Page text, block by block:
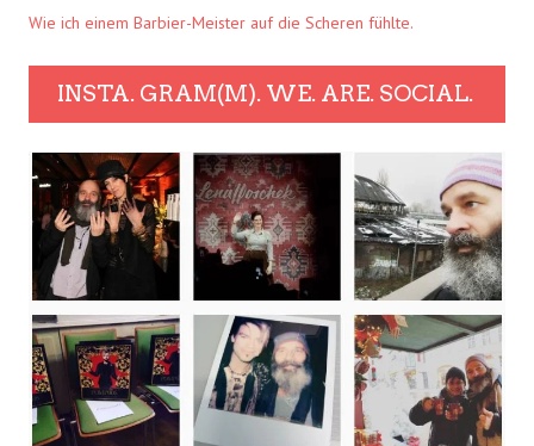
Wie ich einem Barbier-Meister auf die Scheren fühlte.
INSTA. GRAM(M). WE. ARE. SOCIAL.